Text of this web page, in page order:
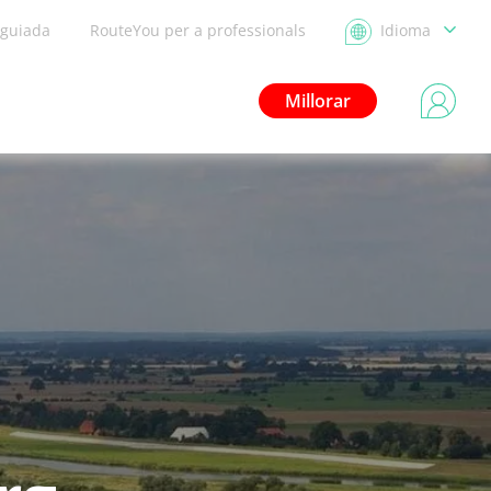
RouteYou per a professionals Idioma
Millorar